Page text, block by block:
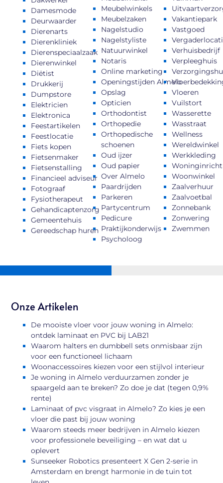
Damesmode
Deurwaarder
Dierenarts
Dierenkliniek
Dierenspeciaalzaak
Dierenwinkel
Diëtist
Drukkerij
Dumpstore
Elektricien
Elektronica
Feestartikelen
Feestlocatie
Fiets kopen
Fietsenmaker
Fietsenstalling
Financieel adviseur
Fotograaf
Fysiotherapeut
Gehandicaptenzorg
Gemeentehuis
Gereedschap huren
Meubelwinkels
Meubelzaken
Nagelstudio
Nagelstyliste
Natuurwinkel
Notaris
Online marketing
Openingstijden Almelo
Opslag
Opticien
Orthodontist
Orthopedie
Orthopedische
schoenen
Oud ijzer
Oud papier
Over Almelo
Paardrijden
Parkeren
Partycentrum
Pedicure
Praktijkonderwijs
Psycholoog
Vakantiepark
Vastgoed
Verhuisbedrijf
Verpleeghuis
Vloeren
Vuilstort
Wasserette
Wasstraat
Wellness
Wereldwinkel
Werkkleding
Woonwinkel
Zaalverhuur
Zaalvoetbal
Zonnebank
Zonwering
Zwemmen
Onze Artikelen
De mooiste vloer voor jouw woning in Almelo:
ontdek laminaat en PVC bij LAB21
Waarom halters en dumbbell sets onmisbaar zijn
voor een functioneel lichaam
Woonaccessoires kiezen voor een stijlvol interieur
Je woning in Almelo verduurzamen zonder je
spaargeld aan te breken? Zo doe je dat (tegen 0,9%
rente)
Laminaat of pvc visgraat in Almelo? Zo kies je een
vloer die past bij jouw woning
Waarom steeds meer bedrijven in Almelo kiezen
voor professionele beveiliging – en wat dat u
oplevert
Sunseeker Robotics presenteert X Gen 2-serie in
Amsterdam en brengt harmonie in de tuin tot